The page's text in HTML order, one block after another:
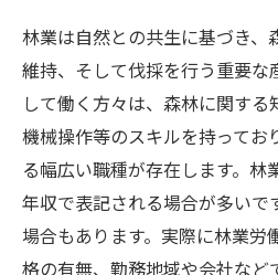
林業は自然との共生に基づき、
維持、そして伐採を行う重要な
して働く方々は、森林に関する
機械操作等のスキルを持ってお
る幅広い職種が存在します。林
年収で表記される場合が多いで
場合もあります。実際に林業労
格の有無、勤務地域や会社など